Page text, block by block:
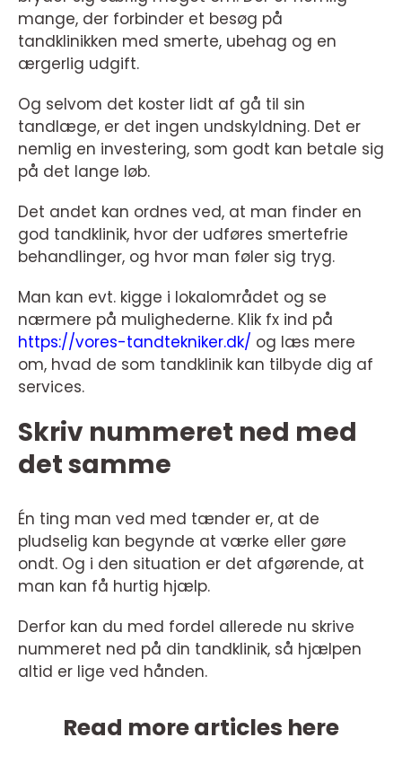
mange, der forbinder et besøg på
tandklinikken med smerte, ubehag og en
ærgerlig udgift.
Og selvom det koster lidt af gå til sin
tandlæge, er det ingen undskyldning. Det er
nemlig en investering, som godt kan betale sig
på det lange løb.
Det andet kan ordnes ved, at man finder en
god tandklinik, hvor der udføres smertefrie
behandlinger, og hvor man føler sig tryg.
Man kan evt. kigge i lokalområdet og se
nærmere på mulighederne. Klik fx ind på
https://vores-tandtekniker.dk/ og læs mere
om, hvad de som tandklinik kan tilbyde dig af
services.
Skriv nummeret ned med
det samme
Én ting man ved med tænder er, at de
pludselig kan begynde at værke eller gøre
ondt. Og i den situation er det afgørende, at
man kan få hurtig hjælp.
Derfor kan du med fordel allerede nu skrive
nummeret ned på din tandklinik, så hjælpen
altid er lige ved hånden.
Read more articles here